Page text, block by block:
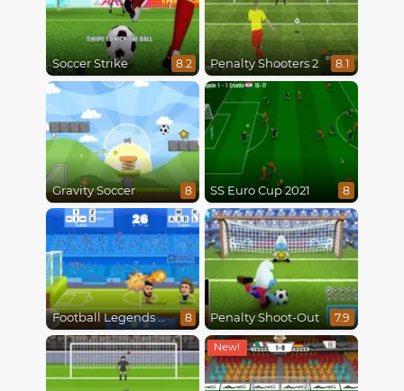
Soccer Strike 8.2 Penalty Shooters 2 8.1
Gravity Soccer 8 SS Euro Cup 2021 8
Football Legends 2021 8 Penalty Shoot-Out 7.9